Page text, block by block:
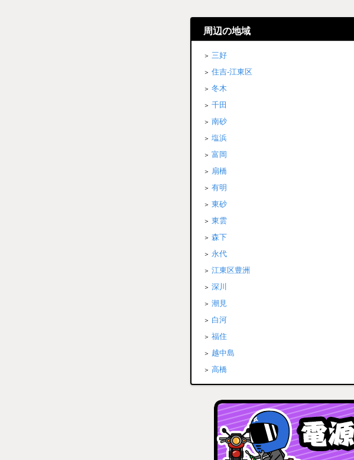
周辺の地域
三好
住吉-江東区
冬木
千田
南砂
塩浜
富岡
扇橋
有明
東砂
東雲
森下
永代
江東区豊洲
深川
潮見
白河
福住
越中島
高橋